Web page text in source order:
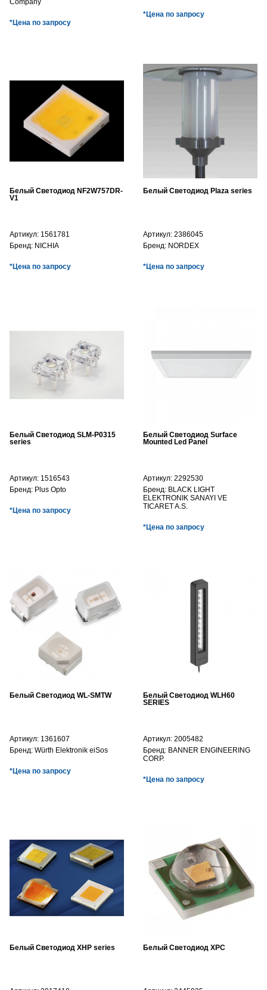
Company
*Цена по запросу
*Цена по запросу
Белый Светодиод NF2W757DR-
V1
Артикул: 1561781
Бренд: NICHIA
*Цена по запросу
Белый Светодиод Plaza series
Артикул: 2386045
Бренд: NORDEX
*Цена по запросу
Белый Светодиод SLM-P0315
series
Артикул: 1516543
Бренд: Plus Opto
*Цена по запросу
Белый Светодиод Surface
Mounted Led Panel
Артикул: 2292530
Бренд: BLACK LIGHT
ELEKTRONIK SANAYI VE
TICARET A.S.
*Цена по запросу
Белый Светодиод WL-SMTW
Артикул: 1361607
Бренд: Würth Elektronik eiSos
*Цена по запросу
Белый Светодиод WLH60
SERIES
Артикул: 2005482
Бренд: BANNER ENGINEERING
CORP.
*Цена по запросу
Белый Светодиод XHP series Белый Светодиод XPC